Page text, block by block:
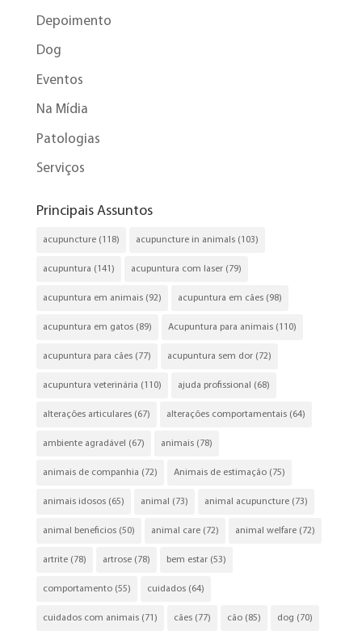
Depoimento
Dog
Eventos
Na Mídia
Patologias
Serviços
Principais Assuntos
acupuncture(118) acupuncture in animals(103)
acupuntura (141) acupuntura com laser(79)
acupuntura em animais(92) acupuntura em cães(98)
acupuntura em gatos(89) Acupuntura para animais(110)
acupuntura para cães(77) acupuntura sem dor(72)
acupuntura veterinária (110) ajuda profissional (68)
alterações articulares(67) alterações comportamentais(64)
ambiente agradável (67) animais(78)
animais de companhia (72) Animais de estimação(75)
animais idosos(65) animal (73) animal acupuncture(73)
animal beneficios(50) animal care(72) animal welfare(72)
artrite(78) artrose(78) bem estar(53)
comportamento(55) cuidados(64)
cuidados com animais(71) cães(77) cão(85) dog (70)